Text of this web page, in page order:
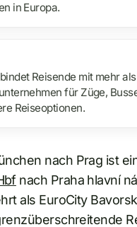
in Europa.
Reisende mit mehr
für Züge,
Reiseoptionen.
nach Prag ist
nach Praha hlavní
als EuroCity